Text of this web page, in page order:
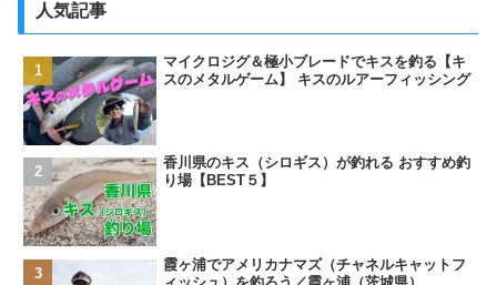
人気記事
マイクロジグ＆極小ブレードでキスを釣る【キ
スのメタルゲーム】 キスのルアーフィッシング
香川県のキス（シロギス）が釣れる おすすめ釣
り場【BEST５】
霞ヶ浦でアメリカナマズ（チャネルキャットフ